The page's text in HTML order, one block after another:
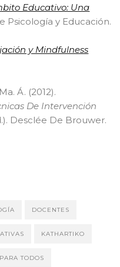
Educativo: Una
Psicología y Educación.
y Mindfulness
Á. (2012).
De Intervención
Desclée De Brouwer.
DOCENTES
KATHARTIKO
TODOS